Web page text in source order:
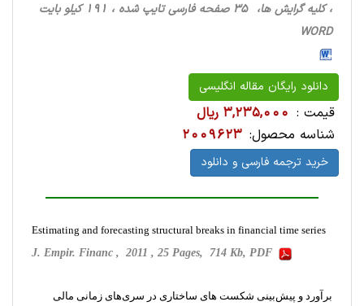
، کلیه گرایش ها، 35 صفحه فارسی تایپ شده ، 191 کیلو بایت
WORD
دانلود رایگان مقاله انگلیسی
قیمت : 3,235,000 ریال
شناسه محصول: 2009623
خرید ترجمه فارسی و دانلود
Estimating and forecasting structural breaks in financial time series
J. Empir. Financ , 2011 , 25 Pages, 714 Kb, PDF
برآورد و پیش‌بینی شکست‌ های ساختاری در سری‌های زمانی مالی